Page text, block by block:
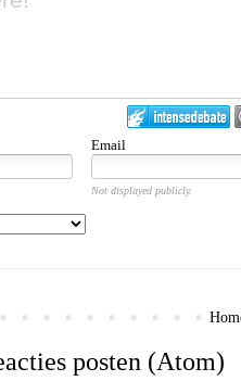
Email
Not displayed publicly.
posten (Atom)